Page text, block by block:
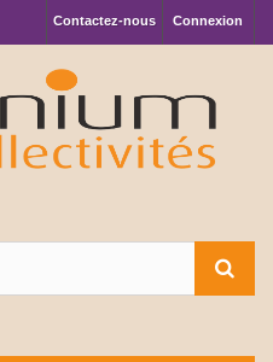
Connexion
Contactez-nous